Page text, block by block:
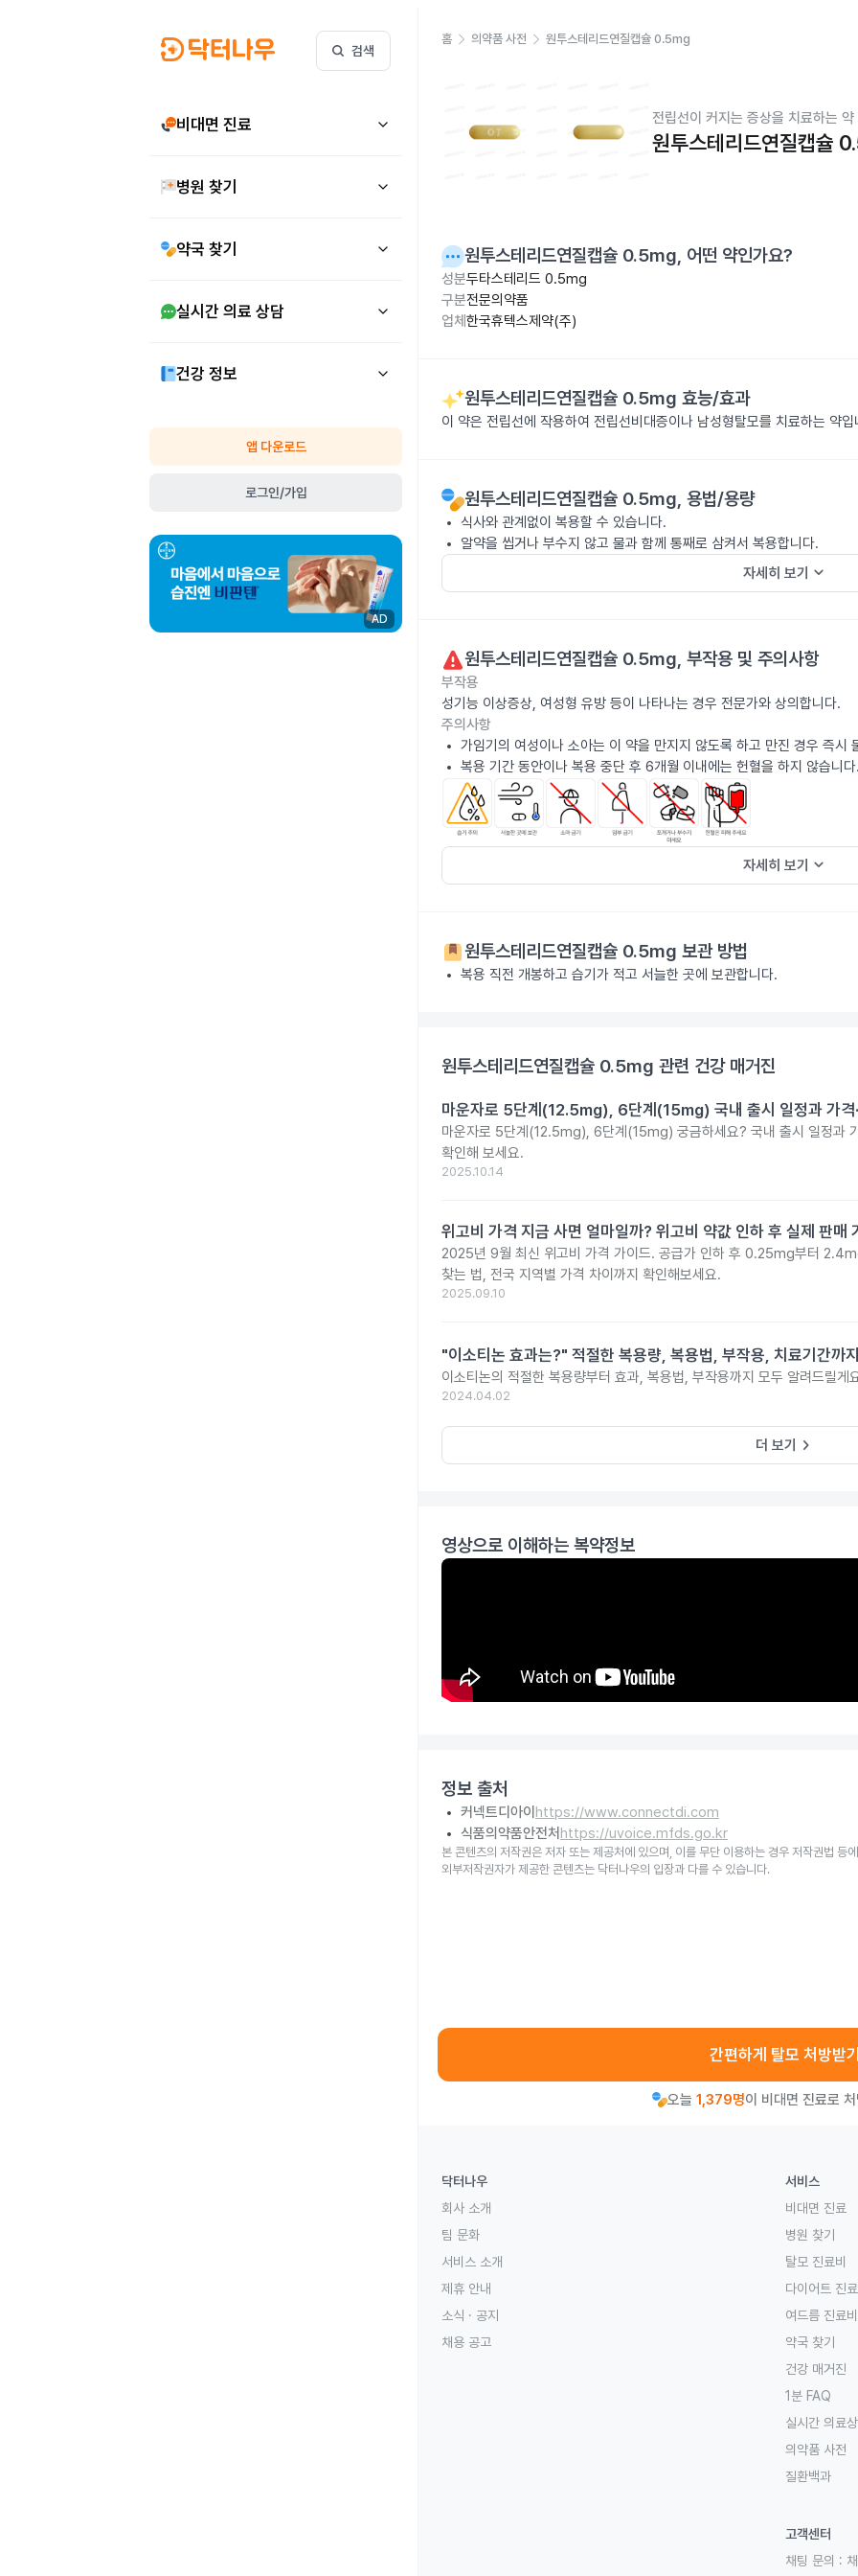
검색
비대면 진료
병원 찾기
약국 찾기
실시간 의료 상담
건강 정보
앱 다운로드
로그인/가입
AD
홈 의약품 사전 원투스테리드연질캡슐 0.5mg
전립선이 커지는 증상을 치료하는 약
원투스테리드연질캡슐
원투스테리드연질캡슐 0.5mg, 어떤 약인가요?
성분두타스테리드 0.5mg
구분전문의약품
업체 한국휴텍스제약(주)
원투스테리드연질캡슐 0.5mg 효능/효과
이 약은 전립선에 작용하여 전립선비대증이나 남성형탈모를 치료하는 약입
원투스테리드연질캡슐 0.5mg, 용법/용량
식사와 관계없이 복용할 수 있습니다.
알약을 씹거나 부수지 않고 물과 함께 통째로 삼켜서 복용합니다.
자세히 보기 keyboard_arrow_down
원투스테리드연질캡슐 0.5mg, 부작용 및 주의사항
부작용
성기능 이상증상, 여성형 유방 등이 나타나는 경우 전문가와 상의합니다.
주의사항
가임기의 여성이나 소아는 이 약을 만지지 않도록 하고 만진 경우 즉시
복용 기간 동안이나 복용 중단 후 6개월 이내에는 헌혈을 하지 않습니
자세히 보기 keyboard_arrow_down
원투스테리드연질캡슐 0.5mg 보관 방법
복용 직전 개봉하고 습기가 적고 서늘한 곳에 보관합니다.
원투스테리드연질캡슐 0.5mg 관련 건강 매거진
마운자로 5단계(12.5mg), 6단계(15mg) 국내 출시 일정과 가격·
마운자로 5단계(12.5mg), 6단계(15mg) 궁금하세요? 국내 출시 일정과
확인해 보세요.
2025.10.14
위고비 가격 지금 사면 얼마일까? 위고비 약값 인하 후 실제 판매
2025년 9월 최신 위고비 가격 가이드. 공급가 인하 후 0.25mg부터
찾는 법, 전국 지역별 가격 차이까지 확인해보세요.
2025.09.10
"이소티논 효과는?" 적절한 복용량, 복용법, 부작용, 치료기간까
이소티논의 적절한 복용량부터 효과, 복용법, 부작용까지 모두 알려드릴게
2024.04.02
더 보기 keyboard_arrow_right
영상으로 이해하는 복약정보
정보 출처
커넥트디아이 https://www.connectdi.com
식품의약품안전처 https://uvoice.mfds.go.kr
본 콘텐츠의 저작권은 저자 또는 제공처에 있으며, 이를 무단 이용하는 경우 저작권법 등
외부저작권자가 제공한 콘텐츠는 닥터나우의 입장과 다를 수 있습니다.
간편하게 탈모 처방받
오늘 1,379명이 비대면 진료로
닥터나우
회사 소개
팀 문화
서비스 소개
제휴 안내
소식 · 공지
채용 공고
서비스
비대면 진료
병원 찾기
탈모 진료비
다이어트 진
여드름 진료비
약국 찾기
건강 매거진
1분 FAQ
실시간 의료
의약품 사전
질환백과
고객센터
채팅 문의 :